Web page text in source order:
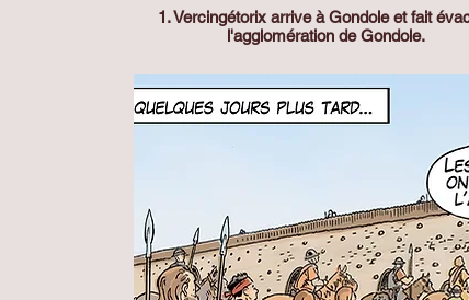
1. Vercingétorix arrive à Gondole et fait
l'agglomération de Gondole.